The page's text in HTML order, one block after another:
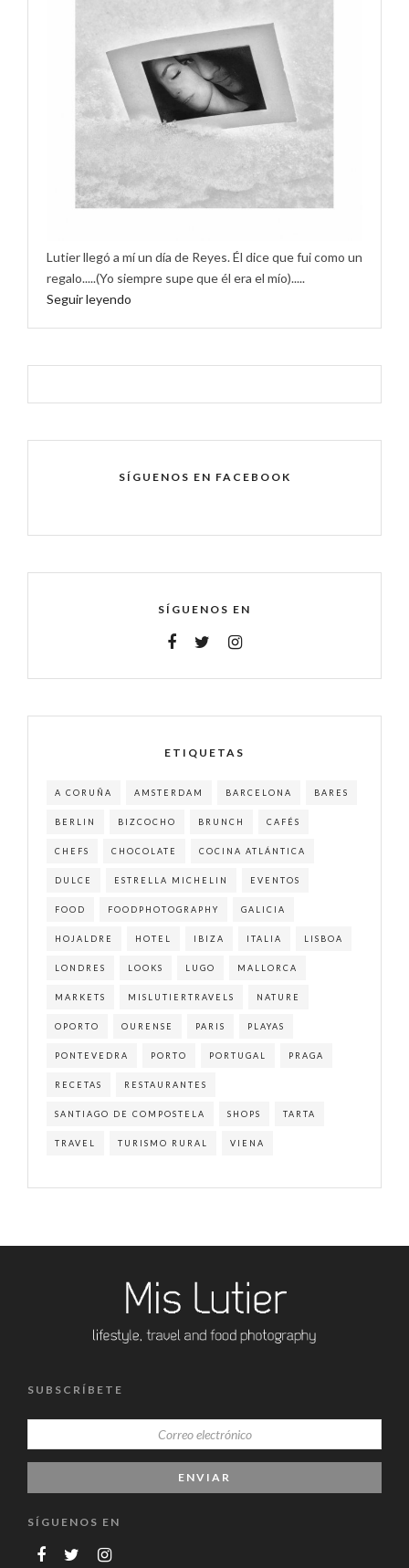
Lutier llegó a mí un día de Reyes. Él dice que fui como un
regalo.....(Yo siempre supe que él era el mío).....
Seguir leyendo
SÍGUENOS EN FACEBOOK
SÍGUENOS EN
ETIQUETAS
A CORUÑA AMSTERDAM BARCELONA BARES
BERLIN BIZCOCHO BRUNCH CAFÉS
CHEFS CHOCOLATE COCINA ATLÁNTICA
DULCE ESTRELLA MICHELIN EVENTOS
FOOD FOODPHOTOGRAPHY GALICIA
HOJALDRE HOTEL IBIZA ITALIA LISBOA
LONDRES LOOKS LUGO MALLORCA
MARKETS MISLUTIERTRAVELS NATURE
OPORTO OURENSE PARIS PLAYAS
PONTEVEDRA PORTO PORTUGAL PRAGA
RECETAS RESTAURANTES
SANTIAGO DE COMPOSTELA SHOPS TARTA
TRAVEL TURISMO RURAL VIENA
SUBSCRÍBETE
SÍGUENOS EN